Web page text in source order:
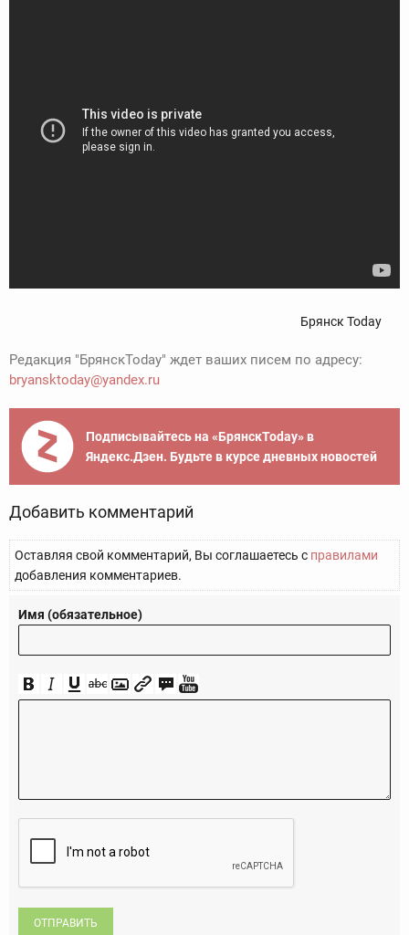
Брянск Today
Редакция "БрянскToday" ждет ваших писем по адресу:
bryansktoday@yandex.ru
Подписывайтесь на «БрянскToday» в
Яндекс.Дзен. Будьте в курсе дневных новостей
Добавить комментарий
Оставляя свой комментарий, Вы соглашаетесь с правилами
добавления комментариев.
Имя (обязательное)
ОТПРАВИТЬ